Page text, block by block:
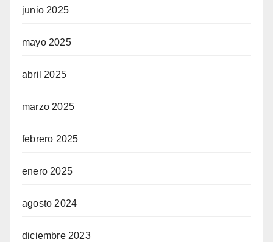
junio 2025
mayo 2025
abril 2025
marzo 2025
febrero 2025
enero 2025
agosto 2024
diciembre 2023